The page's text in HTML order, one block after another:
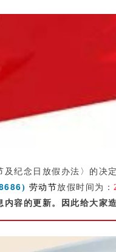
纪念日放假办法〉的决
) 劳动节放假时间为：
容的更新。因此给大家